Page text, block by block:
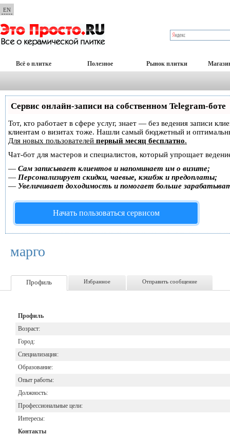
EN
Всё о плитке Полезное Рынок плитки
Сервис онлайн-записи на собственном Telegram-боте
Тот, кто работает в сфере услуг, знает — без ведения записи
клиентам о визитах тоже. Нашли самый бюджетный и
Для новых пользователей первый месяц бесплатно.
Чат-бот для мастеров и специалистов, который упрощает
— Сам записывает клиентов и напоминает им о визите;
— Персонализирует скидки, чаевые, кэшбэк и предоплаты;
— Увеличивает доходимость и помогает больше
Начать пользоваться сервисом
марго
Профиль Избранное Отправить сообщение
Профиль
Возраст:
Город:
Специализация:
Образование:
Опыт работы:
Должность:
Профессиональные цели:
Интересы:
Контакты